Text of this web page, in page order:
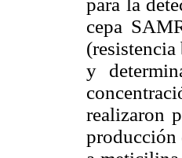
para la
cepa
y
realizaron
producción